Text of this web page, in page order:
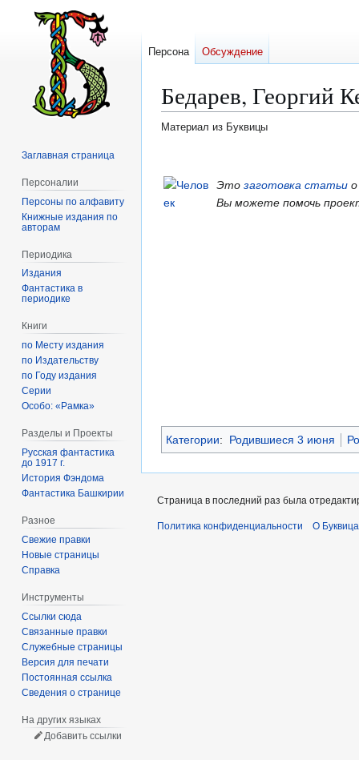
Бедарев, Георгий
Материал из Буквицы
к
навигации
к
поиску
Это заготовка статьи
Вы можете помочь
Категории: Родившиеся 3 июня
Персона Обсуждение
Заглавная страница
Персоналии
Персоны по алфавиту
Книжные издания по
авторам
Периодика
Издания
Фантастика в
периодике
Книги
по Месту издания
по Издательству
по Году издания
Серии
Особо: «Рамка»
Разделы и Проекты
Русская фантастика
до 1917 г.
История Фэндома
Фантастика Башкирии
Разное
Свежие правки
Новые страницы
Справка
Инструменты
Ссылки сюда
Связанные правки
Служебные страницы
Версия для печати
Постоянная ссылка
Сведения о странице
На других языках
Добавить ссылки
Страница в последний раз была
Политика конфиденциальности О Буквица